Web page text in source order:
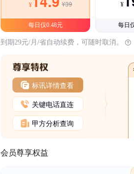
¥ ¥39
每日仅0.48元
¥
每日
到期29元/月/省自动续费，可随时取消。
标讯详情查看
关键电话直连
甲方分析查询
会员尊享权益